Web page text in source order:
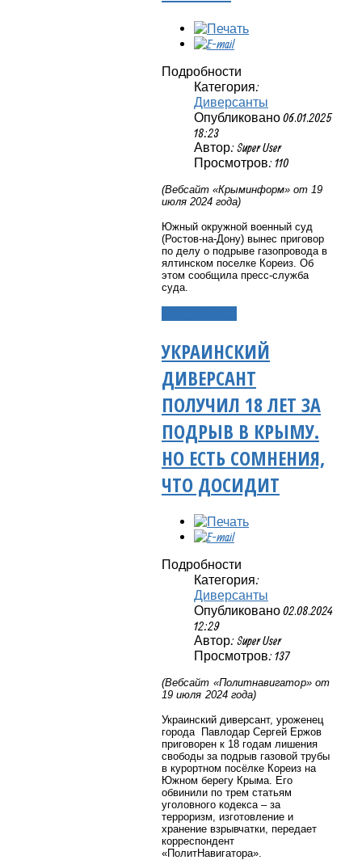
Подробности
Категория:
Диверсанты
Опубликовано 06.01.2025
18:23
Автор: Super User
Просмотров: 110
(Вебсайт «Крыминформ» от 19
июля 2024 года)
Южный окружной военный суд
(Ростов-на-Дону) вынес приговор
по делу о подрыве газопровода в
ялтинском поселке Кореиз. Об
этом сообщила пресс-служба
суда.
УКРАИНСКИЙ
ДИВЕРСАНТ
ПОЛУЧИЛ 18 ЛЕТ ЗА
ПОДРЫВ В КРЫМУ.
НО ЕСТЬ СОМНЕНИЯ,
ЧТО ДОСИДИТ
Подробности
Категория:
Диверсанты
Опубликовано 02.08.2024
12:29
Автор: Super User
Просмотров: 137
(Вебсайт «Политнавигатор» от
19 июля 2024 года)
Украинский диверсант, уроженец
города Павлодар Сергей Ержов
приговорен к 18 годам лишения
свободы за подрыв газовой трубы
в курортном посёлке Кореиз на
Южном берегу Крыма. Его
обвинили по трем статьям
уголовного кодекса – за
терроризм, изготовление и
хранение взрывчатки, передает
корреспондент
«ПолитНавигатора».